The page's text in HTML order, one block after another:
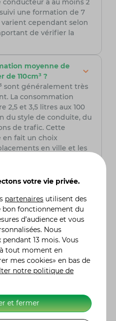
a au moins 2
une formation de 7
varient cependant selon
de vérifier la
moyenne de
110cm³ ?
sont généralement très
La consommation
2,5 et 3,5 litres aux 100
du style de conduite, du
de trafic. Cette
fait un choix
en ville et les
assurance scooter, il
les tarifs, les
proposées. AMV,
le domaine de la moto,
en sérieuse
expertise, AMV offre
aux besoins spécifiques
assurant ainsi une
fiable pour leurs
à son expertise du
des services sur
votre vie privée.
partenaires utilisent des
bon fonctionnement du
d’audience et vous
Nous
13 mois. Vous
à tout moment en
mes cookies» en bas de
notre politique de
et fermer